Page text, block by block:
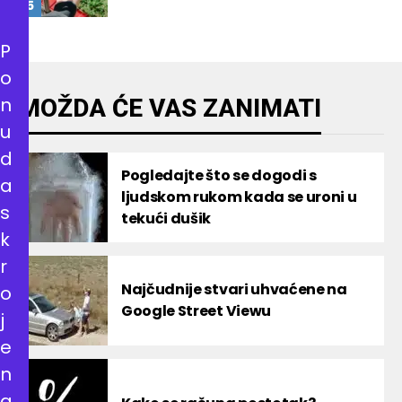
MOŽDA ĆE VAS ZANIMATI
Pogledajte što se dogodi s
ljudskom rukom kada se uroni u
tekući dušik
Najčudnije stvari uhvaćene na
Google Street Viewu
P
o
n
u
d
a
s
k
r
o
j
e
n